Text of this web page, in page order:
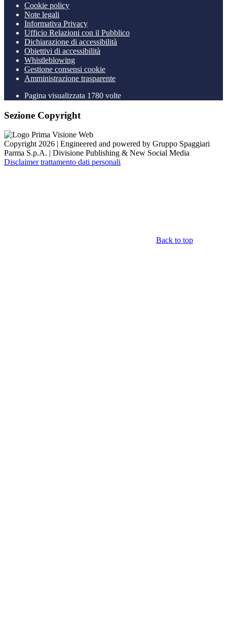
Cookie policy
Note legali
Informativa Privacy
Ufficio Relazioni con il Pubblico
Dichiarazione di accessibilità
Obiettivi di accessibilità
Whistleblowing
Gestione consensi cookie
Amministrazione trasparente
Pagina visualizzata 1780 volte
Sezione Copyright
Copyright 2026 | Engineered and powered by Gruppo Spaggiari
Parma S.p.A. | Divisione Publishing & New Social Media
Disclaimer trattamento dati personali
Back to top